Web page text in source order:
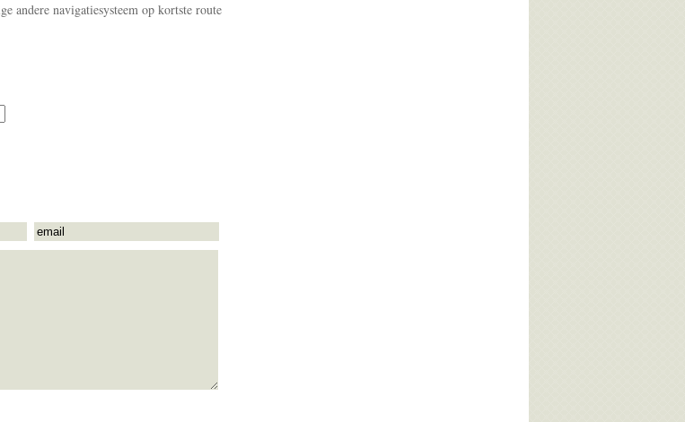
andere navigatiesysteem op kortste route